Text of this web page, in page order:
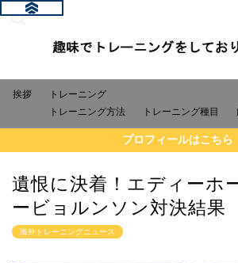
挨拶
トレーニング
トレーニング方法
トレーニング種目
プロフィールはこちら
遺恨に決着！エディーホ
ービョルンソン対決結果
海外トレーニングニュース